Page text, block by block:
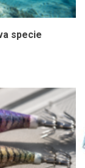
specie